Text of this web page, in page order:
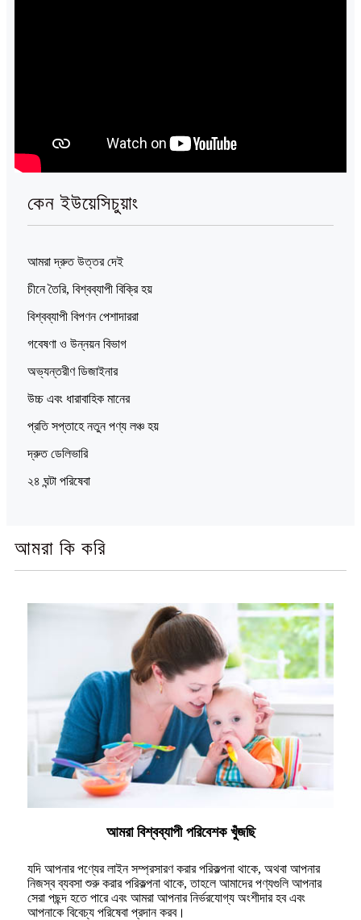
কেন ইউয়েসিচুয়াং
আমরা দ্রুত উত্তর দেই
চীনে তৈরি, বিশ্বব্যাপী বিক্রি হয়
বিশ্বব্যাপী বিপণন পেশাদাররা
গবেষণা ও উন্নয়ন বিভাগ
অভ্যন্তরীণ ডিজাইনার
উচ্চ এবং ধারাবাহিক মানের
প্রতি সপ্তাহে নতুন পণ্য লঞ্চ হয়
দ্রুত ডেলিভারি
২৪ ঘন্টা পরিষেবা
আমরা কি করি
আমরা বিশ্বব্যাপী পরিবেশক খুঁজছি
যদি আপনার পণ্যের লাইন সম্প্রসারণ করার পরিকল্পনা থাকে, অথবা আপনার
নিজস্ব ব্যবসা শুরু করার পরিকল্পনা থাকে, তাহলে আমাদের পণ্যগুলি আপনার
সেরা পছন্দ হতে পারে এবং আমরা আপনার নির্ভরযোগ্য অংশীদার হব এবং
আপনাকে বিবেচ্য পরিষেবা প্রদান করব।